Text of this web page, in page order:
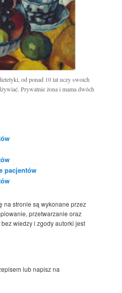
od ponad 10 lat uczy swoich
Prywatnie żona i mama dwóch
pacjentów
na stronie są wykonane przez
przetwarzanie oraz
wiedzy i zgody autorki jest
lub napisz na